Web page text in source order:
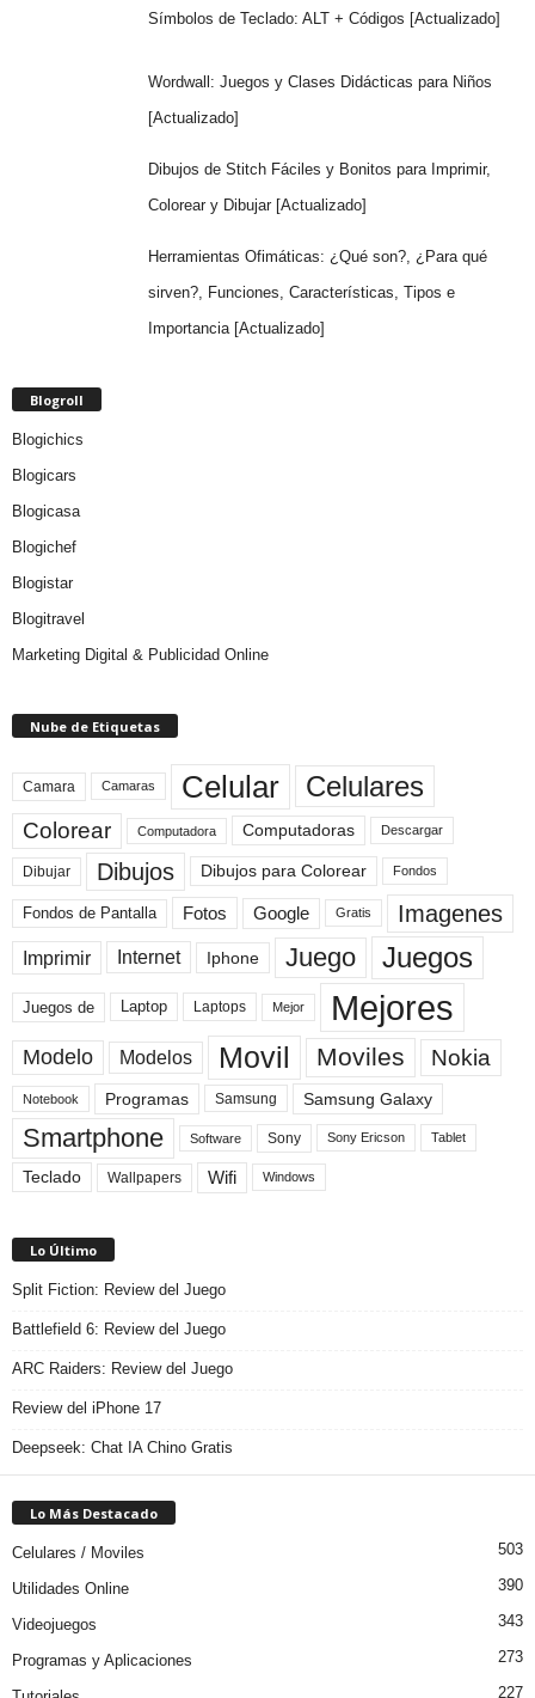
Símbolos de Teclado: ALT + Códigos [Actualizado]
Wordwall: Juegos y Clases Didácticas para Niños
[Actualizado]
Dibujos de Stitch Fáciles y Bonitos para Imprimir,
Colorear y Dibujar [Actualizado]
Herramientas Ofimáticas: ¿Qué son?, ¿Para qué
sirven?, Funciones, Características, Tipos e
Importancia [Actualizado]
Blogroll
Blogichics
Blogicars
Blogicasa
Blogichef
Blogistar
Blogitravel
Marketing Digital & Publicidad Online
Nube de Etiquetas
Camara Camaras Celular Celulares
Colorear Computadora Computadoras Descargar
Dibujar Dibujos Dibujos para Colorear Fondos
Fondos de Pantalla Fotos Google Gratis Imagenes
Imprimir Internet Iphone Juego Juegos
Juegos de Laptop Laptops Mejor Mejores
Modelo Modelos Movil Moviles Nokia
Notebook Programas Samsung Samsung Galaxy
Smartphone Software Sony Sony Ericson Tablet
Teclado Wallpapers Wifi Windows
Lo Último
Split Fiction: Review del Juego
Battlefield 6: Review del Juego
ARC Raiders: Review del Juego
Review del iPhone 17
Deepseek: Chat IA Chino Gratis
Lo Más Destacado
Celulares / Moviles 503
Utilidades Online 390
Videojuegos 343
Programas y Aplicaciones 273
227